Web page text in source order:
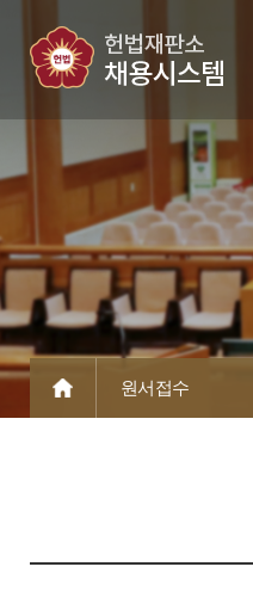
원서접수